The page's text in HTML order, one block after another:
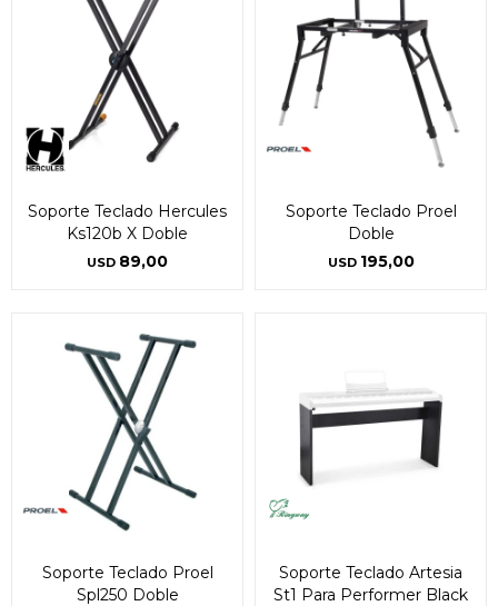
Soporte Teclado Hercules
Ks120b X Doble
USD 89,00
Soporte Teclado Proel
Doble
USD 195,00
Soporte Teclado Proel
Spl250 Doble
Soporte Teclado Artesia
St1 Para Performer Black